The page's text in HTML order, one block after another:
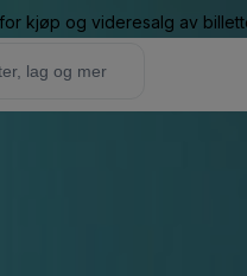
kjøp og videresalg av